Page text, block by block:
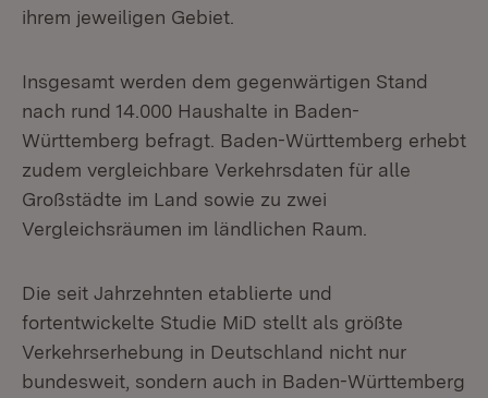
ihrem jeweiligen Gebiet.
Insgesamt werden dem gegenwärtigen Stand
nach rund 14.000 Haushalte in Baden-
Württemberg befragt. Baden-Württemberg erhebt
zudem vergleichbare Verkehrsdaten für alle
Großstädte im Land sowie zu zwei
Vergleichsräumen im ländlichen Raum.
Die seit Jahrzehnten etablierte und
fortentwickelte Studie MiD stellt als größte
Verkehrserhebung in Deutschland nicht nur
bundesweit, sondern auch in Baden-Württemberg